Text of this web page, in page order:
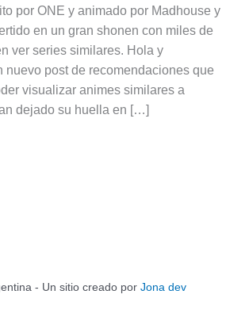
por ONE y animado por Madhouse y
en un gran shonen con miles de
ver series similares. Hola y
nuevo post de recomendaciones que
visualizar animes similares a
dejado su huella en […]
- Un sitio creado por Jona dev